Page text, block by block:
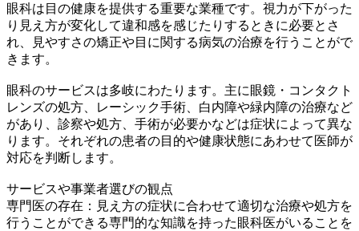
眼科は目の健康を提供する重要な業種です。視力が下がった
り見え方が変化して違和感を感じたりするときに必要とさ
れ、見やすさの矯正や目に関する病気の治療を行うことがで
きます。
眼科のサービスは多岐にわたります。主に眼鏡・コンタクト
レンズの処方、レーシック手術、白内障や緑内障の治療など
があり、診察や処方、手術が必要かなどは症状によって異な
ります。それぞれの患者の目的や健康状態にあわせて医師が
対応を判断します。
サービスや事業者選びの観点
専門医の存在：見え方の症状に合わせて適切な治療や処方を
行うことができる専門的な知識を持った眼科医がいることを